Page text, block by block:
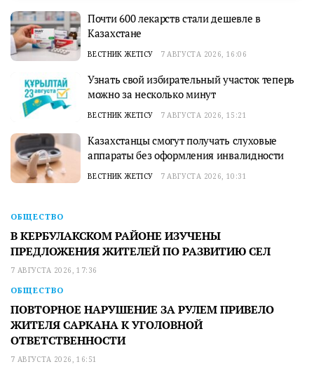
Почти 600 лекарств стали дешевле в
Казахстане
ВЕСТНИК ЖЕТІСУ 7 АВГУСТА 2026, 16:06
Узнать свой избирательный участок теперь
можно за несколько минут
ВЕСТНИК ЖЕТІСУ 7 АВГУСТА 2026, 15:21
Казахстанцы смогут получать слуховые
аппараты без оформления инвалидности
ВЕСТНИК ЖЕТІСУ 7 АВГУСТА 2026, 10:31
ОБЩЕСТВО
В КЕРБУЛАКСКОМ РАЙОНЕ ИЗУЧЕНЫ
ПРЕДЛОЖЕНИЯ ЖИТЕЛЕЙ ПО РАЗВИТИЮ СЕЛ
7 АВГУСТА 2026, 17:36
ОБЩЕСТВО
ПОВТОРНОЕ НАРУШЕНИЕ ЗА РУЛЕМ ПРИВЕЛО
ЖИТЕЛЯ САРКАНА К УГОЛОВНОЙ
ОТВЕТСТВЕННОСТИ
7 АВГУСТА 2026, 16:51